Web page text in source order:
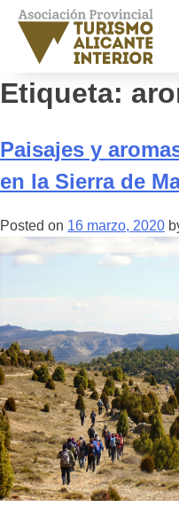
Etiqueta:
Paisajes y
en la Sierra de
Posted on 16 marzo, 2020